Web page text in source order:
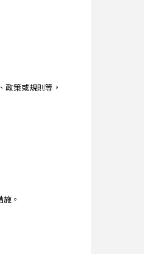
策或規則等，
。